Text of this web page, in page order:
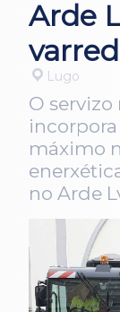
Arde
Lugo
O
máximo
no Arde